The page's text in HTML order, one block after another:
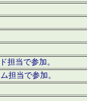
担当で参加。
担当で参加。